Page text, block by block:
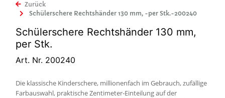
Zurück
Schülerschere Rechtshänder 130 mm, -per Stk.-200240
Schülerschere Rechtshänder 130 mm,
per Stk.
Art. Nr. 200240
Die klassische Kinderschere, millionenfach im Gebrauch, zufällige
Farbauswahl, praktische Zentimeter-Einteilung auf der